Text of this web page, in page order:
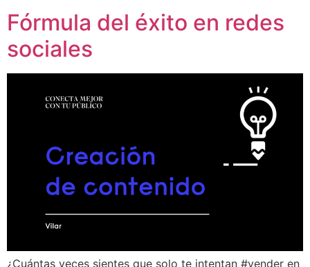
Fórmula del éxito en redes
sociales
¿Cuántas veces sientes que solo te intentan #vender en